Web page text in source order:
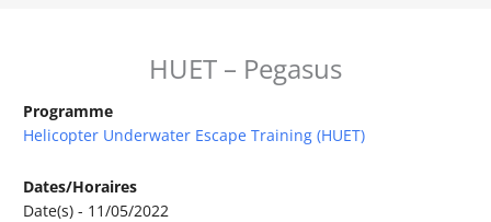
HUET – Pegasus
Programme
Helicopter Underwater Escape Training (HUET)
Dates/Horaires
Date(s) - 11/05/2022